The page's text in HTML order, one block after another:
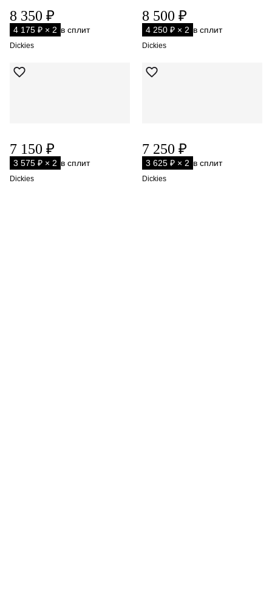
8 350 ₽
4 175 ₽ × 2 в сплит
Dickies
8 500 ₽
4 250 ₽ × 2 в сплит
Dickies
7 150 ₽
3 575 ₽ × 2 в сплит
Dickies
7 250 ₽
3 625 ₽ × 2 в сплит
Dickies